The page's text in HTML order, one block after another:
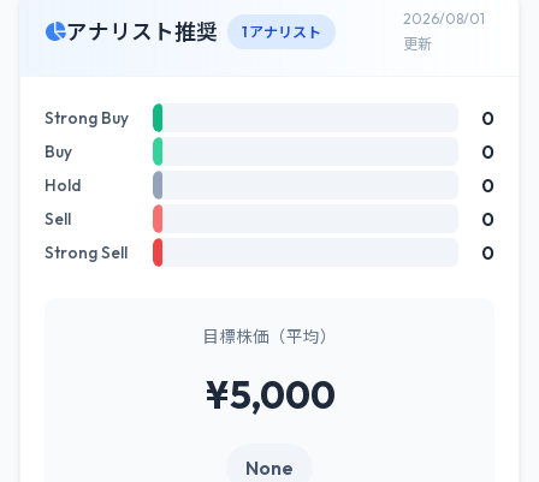
アナリスト推奨 1 アナリスト
2026/08/01
更新
Strong Buy 0
Buy 0
Hold 0
Sell 0
Strong Sell 0
目標株価（平均）
¥5,000
None